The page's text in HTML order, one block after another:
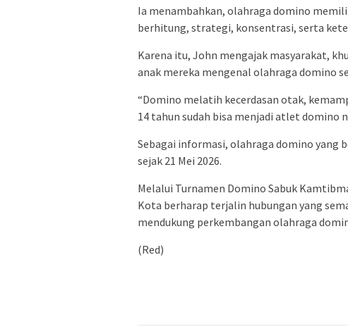
Ia menambahkan, olahraga domino
berhitung, strategi, konsentrasi, serta
Karena itu, John mengajak masyarakat,
anak mereka mengenal olahraga domino
“Domino melatih kecerdasan otak,
14 tahun sudah bisa menjadi atlet domino
Sebagai informasi, olahraga domino yang
sejak 21 Mei 2026.
Melalui Turnamen Domino Sabuk
Kota berharap terjalin hubungan yang
mendukung perkembangan olahraga
(Red)